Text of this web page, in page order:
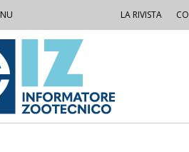
LA RIVISTA